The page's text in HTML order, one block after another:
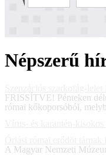
Népszerű
FRISSÍTVE! Pénteken
római kőkoporsóból,
A Magyar Nemzeti